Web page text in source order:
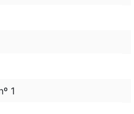
1